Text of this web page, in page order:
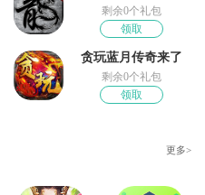
剩余0个礼包
领取
贪玩蓝月传奇来了
剩余0个礼包
领取
更多>